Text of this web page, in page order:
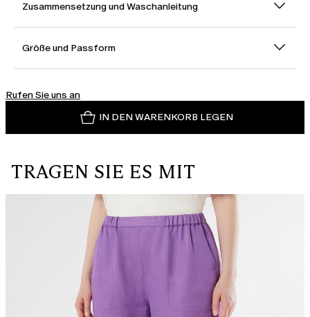
Zusammensetzung und Waschanleitung
Größe und Passform
Rufen Sie uns an
IN DEN WARENKORB LEGEN
TRAGEN SIE ES MIT